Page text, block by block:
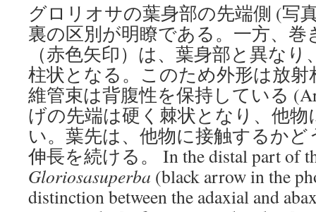
グロリオサの葉身部の先端側 (写
裏の区別が明瞭である。一方、
（赤色矢印）は、葉身部と異な
柱状となる。このため外形は放
維管束は背腹性を保持している
げの先端は硬く棘状となり、他
い。葉先は、他物に接触するか
伸長を続ける。 In the distal part of
Gloriosasuperba (black arrow in the
distinction between the adaxial and